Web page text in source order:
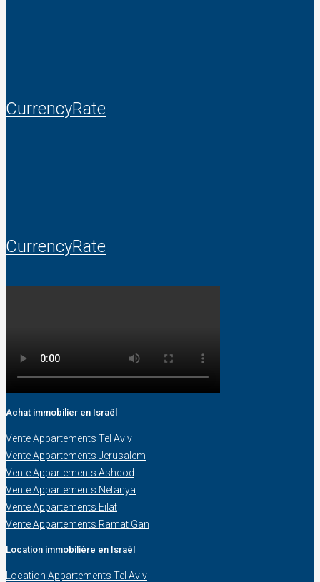
CurrencyRate
CurrencyRate
Achat immobilier en Israël
Vente Appartements Tel Aviv
Vente Appartements Jerusalem
Vente Appartements Ashdod
Vente Appartements Netanya
Vente Appartements Eilat
Vente Appartements Ramat Gan
Location immobilière en Israël
Location Appartements Tel Aviv